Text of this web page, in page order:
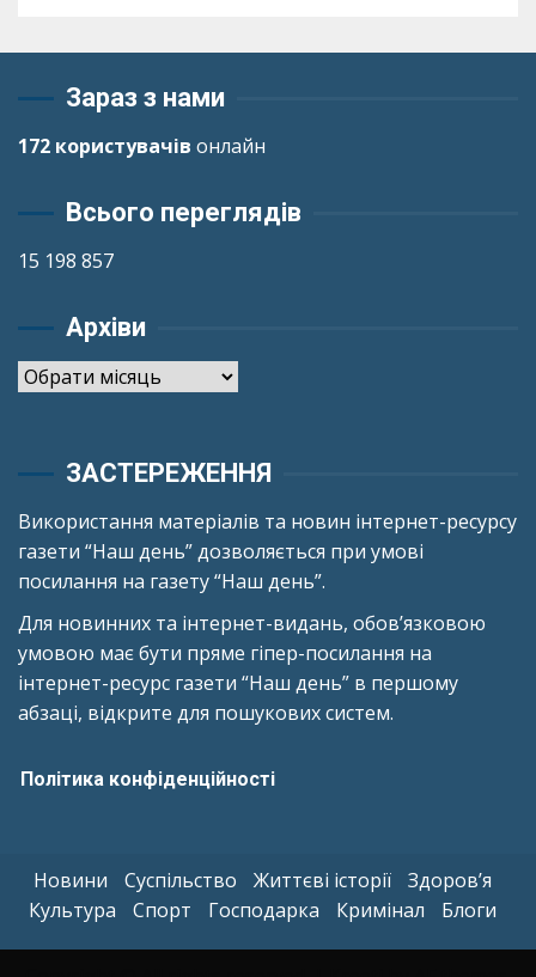
Зараз з нами
172 користувачів онлайн
Всього переглядів
15 198 857
Архіви
Архіви
ЗАСТЕРЕЖЕННЯ
Використання матеріалів та новин інтернет-ресурсу
газети “Наш день” дозволяється при умові
посилання на газету “Наш день”.
Для новинних та інтернет-видань, обов’язковою
умовою має бути пряме гіпер-посилання на
інтернет-ресурс газети “Наш день” в першому
абзаці, відкрите для пошукових систем.
Політика конфіденційності
Новини Суспільство Життєві історії
Здоров’я
Культура
Спорт Господарка Кримінал Блоги